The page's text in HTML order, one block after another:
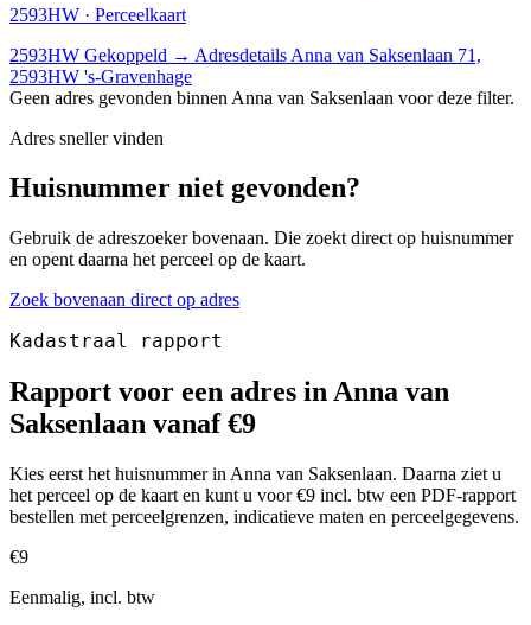
2593HW · Perceelkaart
2593HW Gekoppeld → Adresdetails Anna van Saksenlaan 71,
2593HW 's-Gravenhage
Geen adres gevonden binnen Anna van Saksenlaan voor deze filter.
Adres sneller vinden
Huisnummer niet gevonden?
Gebruik de adreszoeker bovenaan. Die zoekt direct op huisnummer
en opent daarna het perceel op de kaart.
Zoek bovenaan direct op adres
Kadastraal rapport
Rapport voor een adres in Anna van
Saksenlaan vanaf €9
Kies eerst het huisnummer in Anna van Saksenlaan. Daarna ziet u
het perceel op de kaart en kunt u voor €9 incl. btw een PDF-rapport
bestellen met perceelgrenzen, indicatieve maten en perceelgegevens.
€9
Eenmalig, incl. btw